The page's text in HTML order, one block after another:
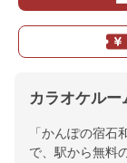
カラオケル
「かんぽの宿石
で、駅から無料